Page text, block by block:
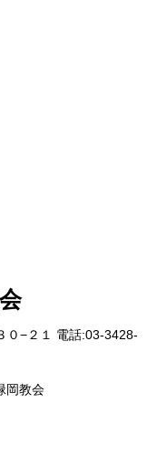
０−２１ 電話:03-3428-
岡教会